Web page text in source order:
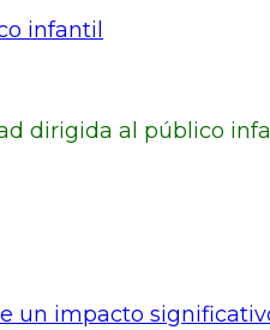
infantil
dirigida al público
un impacto